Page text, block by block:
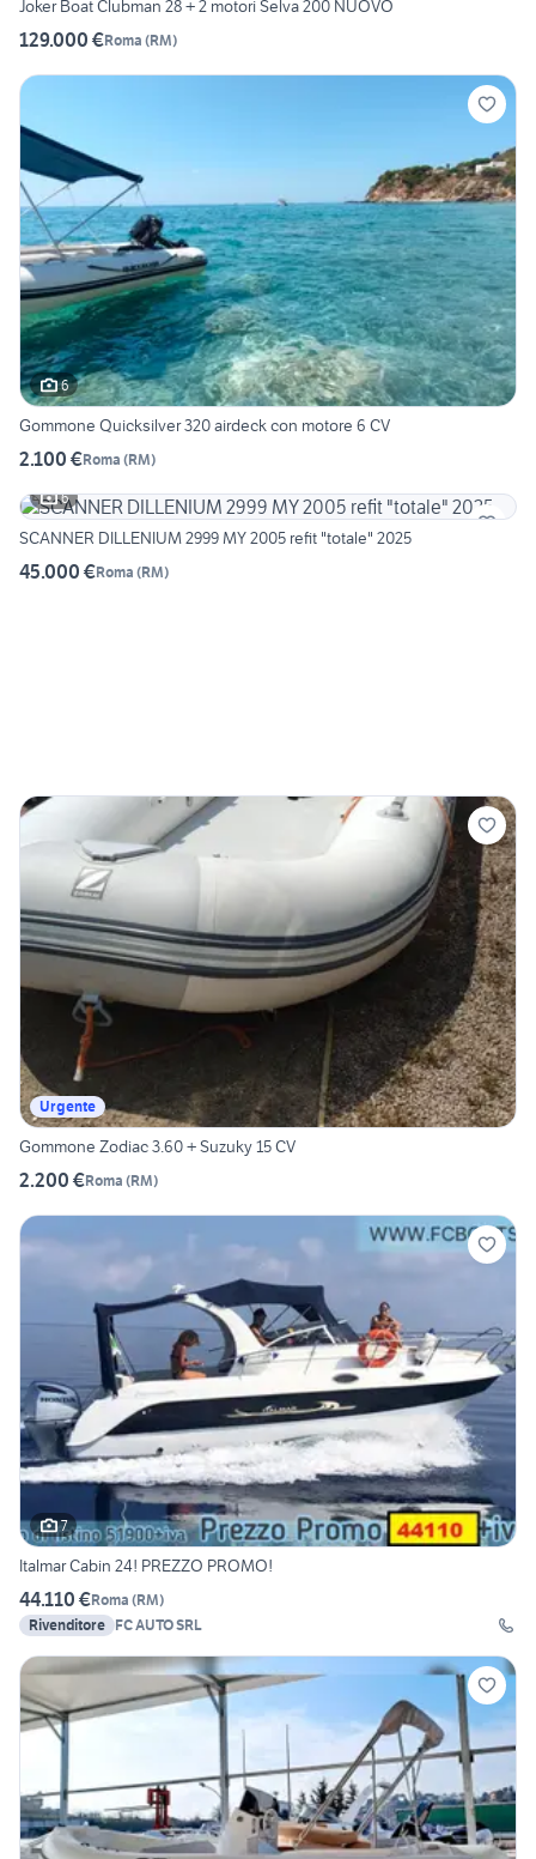
Joker Boat Clubman 28 + 2 motori Selva 200 NUOVO
129.000 €Roma (RM)
6
Gommone Quicksilver 320 airdeck con motore 6 CV
2.100 €Roma (RM)
6
SCANNER DILLENIUM 2999 MY 2005 refit "totale" 2025
45.000 €Roma (RM)
Urgente
Gommone Zodiac 3.60 + Suzuky 15 CV
2.200 €Roma (RM)
7
Italmar Cabin 24! PREZZO PROMO!
44.110 €Roma (RM)
Rivenditore FC AUTO SRL